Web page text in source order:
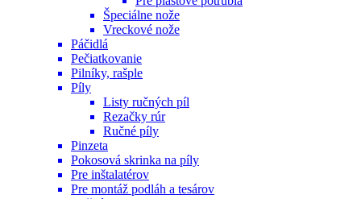
Špeciálne nože
Vreckové nože
Páčidlá
Pečiatkovanie
Pilníky, rašple
Píly
Listy ručných píl
Rezačky rúr
Ručné píly
Pinzeta
Pokosová skrinka na píly
Pre inštalatérov
Pre montáž podláh a tesárov